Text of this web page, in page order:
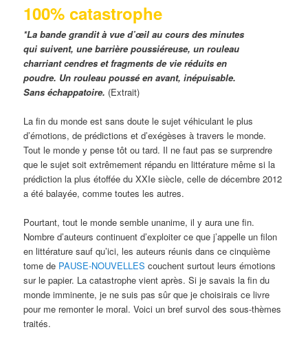
100% catastrophe
*La bande grandit à vue d’œil au cours des minutes
qui suivent, une barrière poussiéreuse, un rouleau
charriant cendres et fragments de vie réduits en
poudre. Un rouleau poussé en avant, inépuisable.
Sans échappatoire. (Extrait)
La fin du monde est sans doute le sujet véhiculant le plus
d’émotions, de prédictions et d’exégèses à travers le monde.
Tout le monde y pense tôt ou tard. Il ne faut pas se surprendre
que le sujet soit extrêmement répandu en littérature même si la
prédiction la plus étoffée du XXIe siècle, celle de décembre 2012
a été balayée, comme toutes les autres.
Pourtant, tout le monde semble unanime, il y aura une fin.
Nombre d’auteurs continuent d’exploiter ce que j’appelle un filon
en littérature sauf qu’ici, les auteurs réunis dans ce cinquième
tome de PAUSE-NOUVELLES couchent surtout leurs émotions
sur le papier. La catastrophe vient après. Si je savais la fin du
monde imminente, je ne suis pas sûr que je choisirais ce livre
pour me remonter le moral. Voici un bref survol des sous-thèmes
traités.